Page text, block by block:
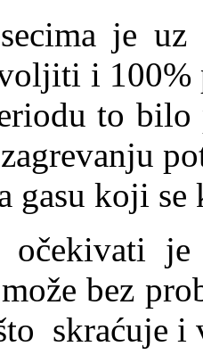
je uz
i
to
gasu koji se
očekivati
bez
skraćuje i